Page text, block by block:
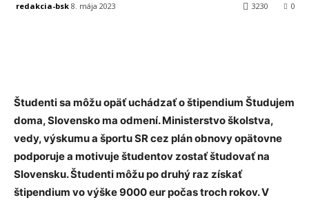
redakcia-bsk 8. mája 2023 0
3230
Študenti sa môžu opäť uchádzať o štipendium Študujem
doma, Slovensko ma odmení. Ministerstvo školstva,
vedy, výskumu a športu SR cez plán obnovy opätovne
podporuje a motivuje študentov zostať študovať na
Slovensku. Študenti môžu po druhý raz získať
štipendium vo výške 9000 eur počas troch rokov. V